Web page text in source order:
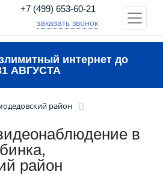
+7 (499) 653-60-21
заказать звонок
интернет до
АВГУСТА
район
в
район